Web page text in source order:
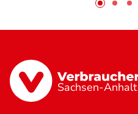
Sachsen-Anhalt